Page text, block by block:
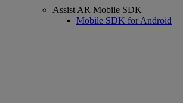
Assist AR Mobile SDK
Mobile SDK for Android